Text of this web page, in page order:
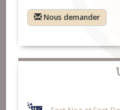
Nous demander